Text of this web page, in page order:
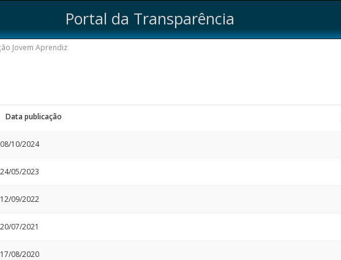
Portal da Transparência
Jovem Aprendiz
Data publicação
08/10/2024
24/05/2023
12/09/2022
20/07/2021
17/08/2020